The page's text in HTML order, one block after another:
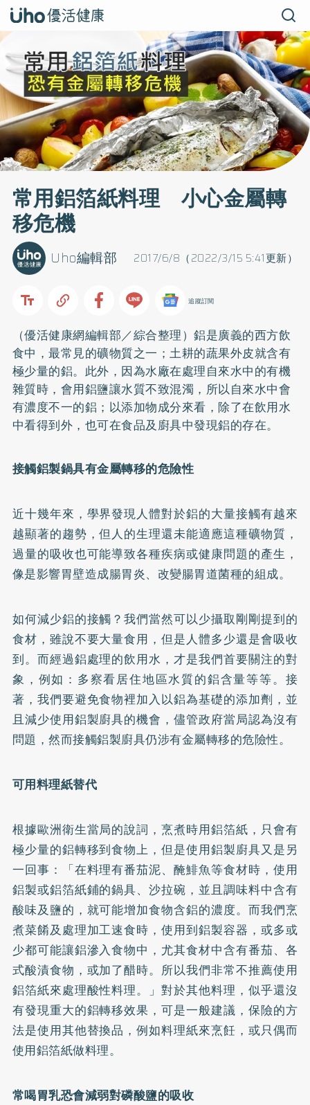
常用鋁箔紙料理 小心金屬轉
移危機
2017/6/8（2022/3/15 5:41更新）
Uho編輯部
追蹤訂閱
（優活健康網編輯部／綜合整理）鋁是廣義的西方飲
食中，最常見的礦物質之一；土耕的蔬果外皮就含有
極少量的鋁。此外，因為水廠在處理自來水中的有機
雜質時，會用鋁鹽讓水質不致混濁，所以自來水中會
有濃度不一的鋁；以添加物成分來看，除了在飲用水
中看得到外，也可在食品及廚具中發現鋁的存在。
接觸鋁製鍋具有金屬轉移的危險性
近十幾年來，學界發現人體對於鋁的大量接觸有越來
越顯著的趨勢，但人的生理還未能適應這種礦物質，
過量的吸收也可能導致各種疾病或健康問題的產生，
像是影響胃壁造成腸胃炎、改變腸胃道菌種的組成。
如何減少鋁的接觸？我們當然可以少攝取剛剛提到的
食材，雖說不要大量食用，但是人體多少還是會吸收
到。而經過鋁處理的飲用水，才是我們首要關注的對
象，例如：多察看居住地區水質的鋁含量等等。接
著，我們要避免食物裡加入以鋁為基礎的添加劑，並
且減少使用鋁製廚具的機會，儘管政府當局認為沒有
問題，然而接觸鋁製廚具仍涉有金屬轉移的危險性。
可用料理紙替代
根據歐洲衛生當局的說詞，烹煮時用鋁箔紙，只會有
極少量的鋁轉移到食物上，但是使用鋁製廚具又是另
一回事：「在料理有番茄泥、醃鯡魚等食材時，使用
鋁製或鋁箔紙鋪的鍋具、沙拉碗，並且調味料中含有
酸味及鹽的，就可能增加食物含鋁的濃度。而我們烹
煮菜餚及處理加工速食時，使用到鋁製容器，或多或
少都可能讓鋁滲入食物中，尤其食材中含有番茄、各
式酸漬食物，或加了醋時。所以我們非常不推薦使用
鋁箔紙來處理酸性料理。」對於其他料理，似乎還沒
有發現重大的鋁轉移效果，可是一般建議，保險的方
法是使用其他替換品，例如料理紙來烹飪，或只偶而
使用鋁箔紙做料理。
常喝胃乳恐會減弱對磷酸鹽的吸收